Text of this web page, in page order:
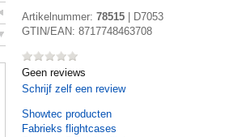
Artikelnummer: 78515
D7053
GTIN/EAN: 8717748463708
Geen reviews
Schrijf zelf een review
Showtec producten
Fabrieks flightcases